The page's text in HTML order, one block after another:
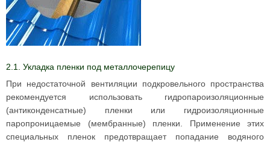
2.1. Укладка пленки под металлочерепицу
При недостаточной вентиляции подкровельного пространства
рекомендуется использовать гидропароизоляционные
(антиконденсатные) пленки или гидроизоляционные
паропроницаемые (мембранные) пленки. Применение этих
специальных пленок предотвращает попадание водяного